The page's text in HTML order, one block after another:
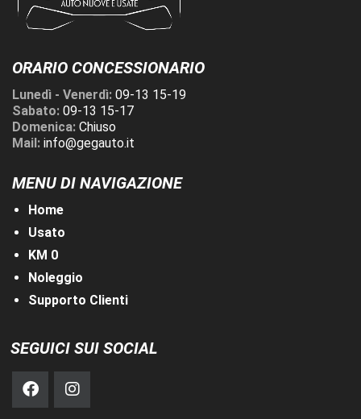
ORARIO CONCESSIONARIO
Lunedì - Venerdì: 09-13 15-19
Sabato: 09-13 15-17
Domenica: Chiuso
Mail: info@gegauto.it
MENU DI NAVIGAZIONE
Home
Usato
KM 0
Noleggio
Supporto Clienti
SEGUICI SUI SOCIAL